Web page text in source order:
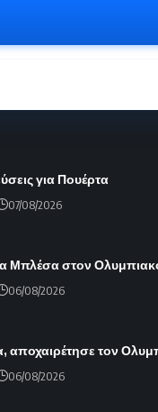
για Πουέρτα
07/08/2026
Μπλέσα στον
06/08/2026
αποχαιρέτησε τον
06/08/2026